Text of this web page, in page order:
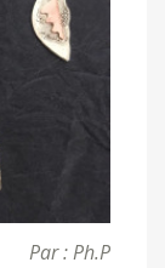
Par : Ph.P